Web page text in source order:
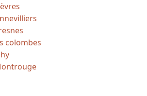
colombes